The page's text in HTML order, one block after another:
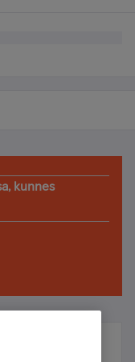
kunnes